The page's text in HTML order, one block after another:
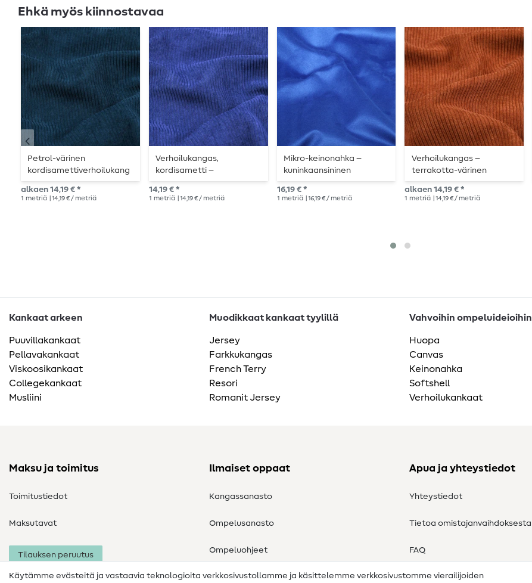
Ehkä myös kiinnostavaa
Petrol-värinen
kordisamettiverhoilukang
as
alkaen 14,19 € *
1 metriä | 14,19 € / metriä
Verhoilukangas,
kordisametti –
kuninkaansininen
14,19 € *
1 metriä | 14,19 € / metriä
Mikro-keinonahka –
kuninkaansininen
16,19 € *
1 metriä | 16,19 € / metriä
Verhoilukangas –
terrakotta-värinen
vakosametti
alkaen 14,19 € *
1 metriä | 14,19 € / metriä
Kankaat arkeen
Puuvillakankaat
Pellavakankaat
Viskoosikankaat
Collegekankaat
Musliini
Muodikkaat kankaat tyylillä
Jersey
Farkkukangas
French Terry
Resori
Romanit Jersey
Vahvoihin ompeluideioihin
Huopa
Canvas
Keinonahka
Softshell
Verhoilukankaat
Maksu ja toimitus
Toimitustiedot
Maksutavat
Tilauksen peruutus
Ilmaiset oppaat
Kangassanasto
Ompelusanasto
Ompeluohjeet
Apua ja yhteystiedot
Yhteystiedot
Tietoa omistajanvaihdoksesta
FAQ
Peruutusoikeus
Käytämme evästeitä ja vastaavia teknologioita verkkosivustollamme ja käsittelemme verkkosivustomme vierailijoiden